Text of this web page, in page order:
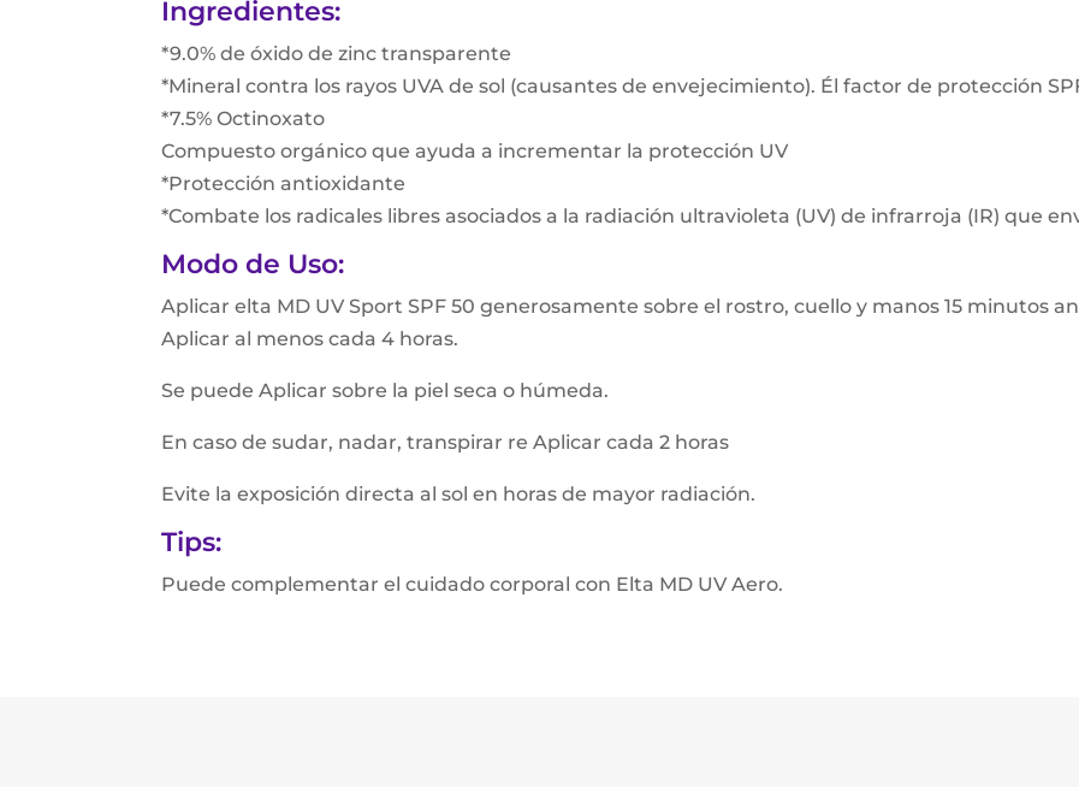
Ingredientes:
*9.0% de óxido de zinc transparente
*Mineral contra los rayos UVA de sol (causantes de envejecimiento). Él factor de protección
*7.5% Octinoxato
Compuesto orgánico que ayuda a incrementar la protección UV
*Protección antioxidante
*Combate los radicales libres asociados a la radiación ultravioleta (UV) de infrarroja (IR) que
Modo de Uso:
Aplicar elta MD UV Sport SPF 50 generosamente sobre el rostro, cuello y manos 15 minutos
Aplicar al menos cada 4 horas.
Se puede Aplicar sobre la piel seca o húmeda.
En caso de sudar, nadar, transpirar re Aplicar cada 2 horas
Evite la exposición directa al sol en horas de mayor radiación.
Tips:
Puede complementar el cuidado corporal con Elta MD UV Aero.